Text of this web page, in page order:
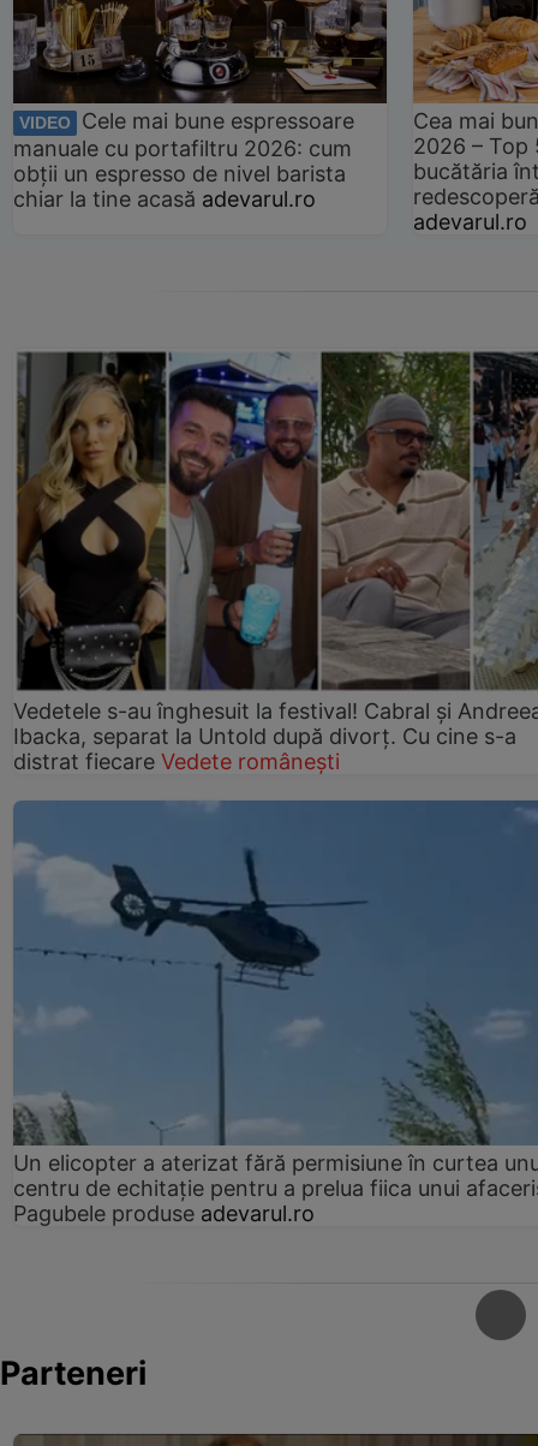
VIDEO
Cele mai bune espressoare
manuale cu portafiltru 2026: cum
obții un espresso de nivel barista
chiar la tine acasă adevarul.ro
Cea mai
2026 –
bucătăria
adevarul.ro
Vedetele s-au înghesuit la festival! Cabral și
Ibacka, separat la Untold după divorț. Cu cine s-a
distrat fiecare Vedete românești
Un elicopter a aterizat fără permisiune în curtea
centru de echitație pentru a prelua fiica unui
Pagubele produse adevarul.ro
Parteneri